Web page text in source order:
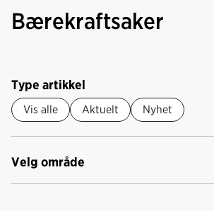
Bærekraftsaker
Type artikkel
Vis alle Aktuelt Nyhet
Velg område